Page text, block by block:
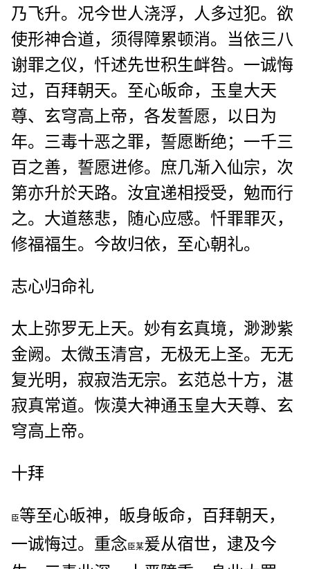
乃飞升。况今世人浇浮，人多过犯。欲
使形神合道，须得障累顿消。当依三八
谢罪之仪，忏述先世积生衅咎。一诚悔
过，百拜朝天。至心皈命，玉皇大天
尊、玄穹高上帝，各发誓愿，以日为
年。三毒十恶之罪，誓愿断绝；一千三
百之善，誓愿进修。庶几渐入仙宗，次
第亦升於天路。汝宜递相授受，勉而行
之。大道慈悲，随心应感。忏罪罪灭，
修福福生。今故归依，至心朝礼。
志心归命礼
太上弥罗无上天。妙有玄真境，渺渺紫
金阙。太微玉清宫，无极无上圣。无无
复光明，寂寂浩无宗。玄范总十方，湛
寂真常道。恢漠大神通玉皇大天尊、玄
穹高上帝。
十拜
臣等至心皈神，皈身皈命，百拜朝天，
一诚悔过。重念 臣某爰从宿世，逮及今